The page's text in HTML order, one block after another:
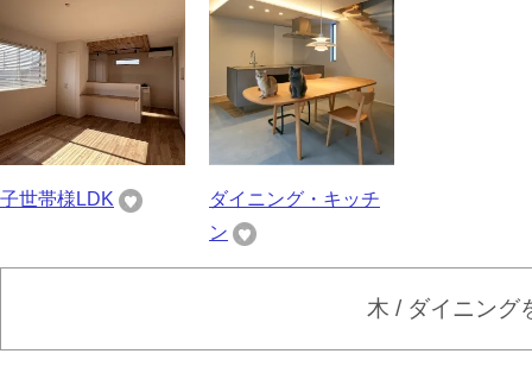
子世帯様LDK
ダイニング・キッチ
ン
木 / ダイニング